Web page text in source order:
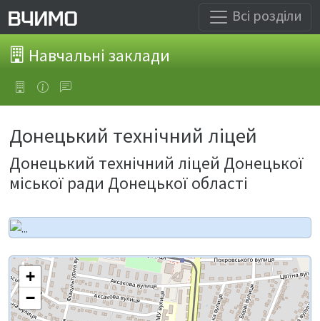
Всі розділи
Навчальні заклади
Донецький технічний ліцей
Донецький технічний ліцей Донецької
міської ради Донецької області
+
−